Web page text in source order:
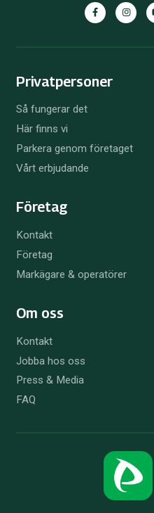
Facebook
Privatpersoner
Så fungerar det
Här finns vi
Parkera genom företaget
Vårt erbjudande
Företag
Kontakt
Företag
Markägare & operatörer
Om oss
Kontakt
Jobba hos oss
Press & Media
FAQ